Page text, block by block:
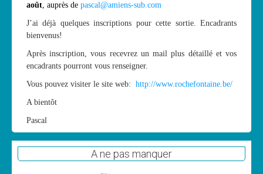
Nitrox
Cours
Annonces
août, auprès de pascal@amiens-sub.com
J’ai déjà quelques inscriptions pour cette sortie. Encadrants
bienvenus!
Après inscription, vous recevrez un mail plus détaillé et vos
encadrants pourront vous renseigner.
Vous pouvez visiter le site web: http://www.rochefontaine.be/
A bientôt
Pascal
A ne pas manquer